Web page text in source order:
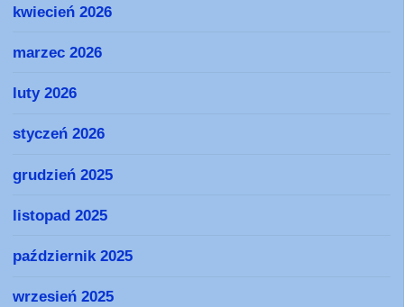
kwiecień 2026
marzec 2026
luty 2026
styczeń 2026
grudzień 2025
listopad 2025
październik 2025
wrzesień 2025